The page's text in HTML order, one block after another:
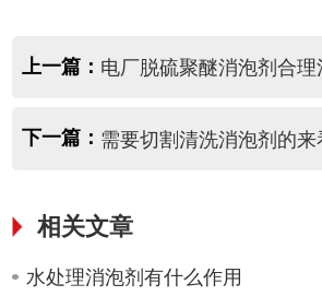
上一篇： 电厂脱硫聚醚消泡剂合理
下一篇： 需要切割清洗消泡剂的来
相关文章
水处理消泡剂有什么作用